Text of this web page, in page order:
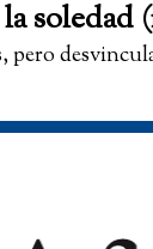
soledad
pero